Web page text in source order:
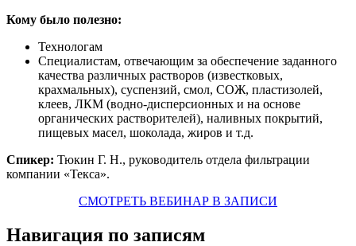
Кому было полезно:
Технологам
Специалистам, отвечающим за обеспечение заданного
качества различных растворов (известковых,
крахмальных), суспензий, смол, СОЖ, пластизолей,
клеев, ЛКМ (водно-дисперсионных и на основе
органических растворителей), наливных покрытий,
пищевых масел, шоколада, жиров и т.д.
Спикер: Тюкин Г. Н., руководитель отдела фильтрации
компании «Текса».
СМОТРЕТЬ ВЕБИНАР В ЗАПИСИ
Навигация по записям